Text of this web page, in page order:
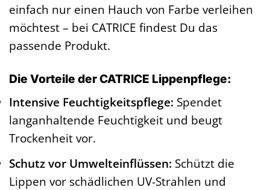
einfach nur einen Hauch von Farbe verleihen
möchtest – bei CATRICE findest Du das
passende Produkt.
Die Vorteile der CATRICE Lippenpflege:
Intensive Feuchtigkeitspflege: Spendet
langanhaltende Feuchtigkeit und beugt
Trockenheit vor.
Schutz vor Umwelteinflüssen: Schützt die
Lippen vor schädlichen UV-Strahlen und